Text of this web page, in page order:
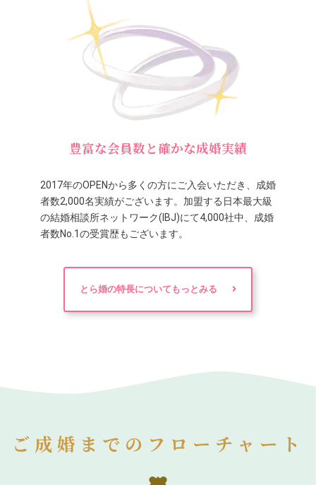
豊富な会員数と確かな成婚実績
2017年のOPENから多くの方にご入会いただき、成婚
者数2,000名実績がございます。加盟する日本最大級
の結婚相談所ネットワーク(IBJ)にて4,000社中、成婚
者数No.1の受賞歴もございます。
とら婚の特長についてもっとみる
ご成婚までのフローチャート